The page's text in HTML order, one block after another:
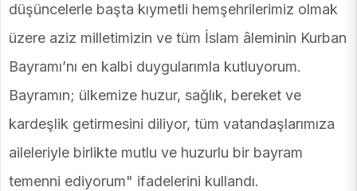
düşüncelerle başta kıymetli hemşehrilerimiz olmak
üzere aziz milletimizin ve tüm İslam âleminin Kurban
Bayramı’nı en kalbi duygularımla kutluyorum.
Bayramın; ülkemize huzur, sağlık, bereket ve
kardeşlik getirmesini diliyor, tüm vatandaşlarımıza
aileleriyle birlikte mutlu ve huzurlu bir bayram
temenni ediyorum" ifadelerini kullandı.